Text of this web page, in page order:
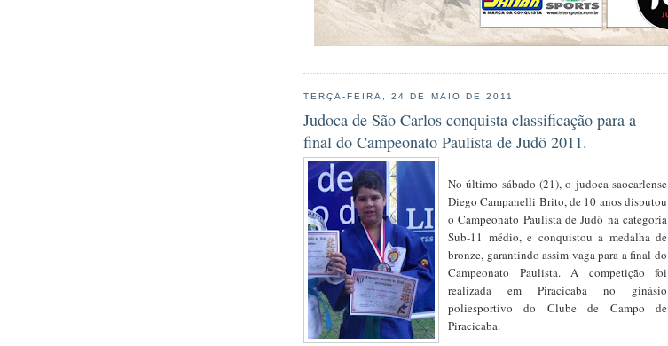
TERÇA-FEIRA, 24 DE MAIO DE 2011
Judoca de São Carlos conquista classificação para a
final do Campeonato Paulista de Judô 2011.
No último sábado (21), o judoca saocarlense
Diego Campanelli Brito, de 10 anos disputou
o Campeonato Paulista de Judô na categoria
Sub-11 médio, e conquistou a medalha de
bronze, garantindo assim vaga para a final do
Campeonato Paulista. A competição foi
realizada em Piracicaba no ginásio
poliesportivo do Clube de Campo de
Piracicaba.